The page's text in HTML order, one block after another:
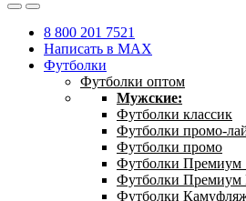
8 800 201 7521
Написать в MAX
Футболки
Футболки оптом
Мужские:
Футболки классик
Футболки промо-
Футболки промо
Футболки Премиум
Футболки Премиум
Футболки